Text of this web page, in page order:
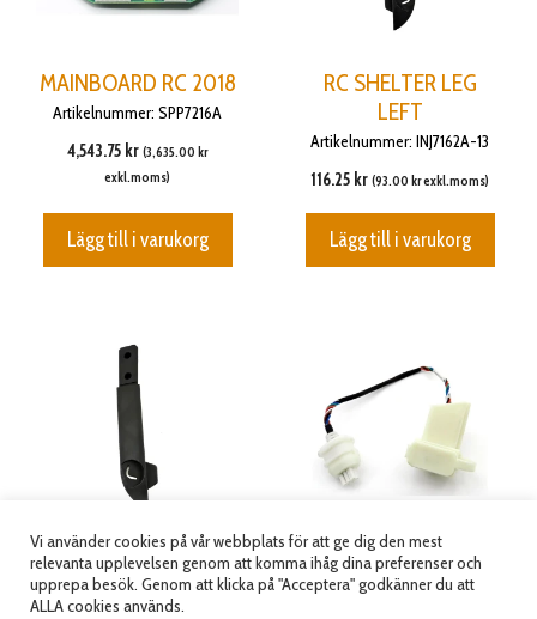
MAINBOARD RC 2018
Artikelnummer: SPP7216A
4,543.75 kr (3,635.00 kr
exkl.moms)
Lägg till i varukorg
RC SHELTER LEG
LEFT
Artikelnummer: INJ7162A-13
116.25 kr (93.00 krexkl.moms)
Lägg till i varukorg
RC SHELTER LEG
RIGHT
COMMUNICATION/GS
M SPLIT CABLE
Vi använder cookies på vår webbplats för att ge dig den mest
relevanta upplevelsen genom att komma ihåg dina preferenser och
upprepa besök. Genom att klicka på "Acceptera" godkänner du att
ALLA cookies används.